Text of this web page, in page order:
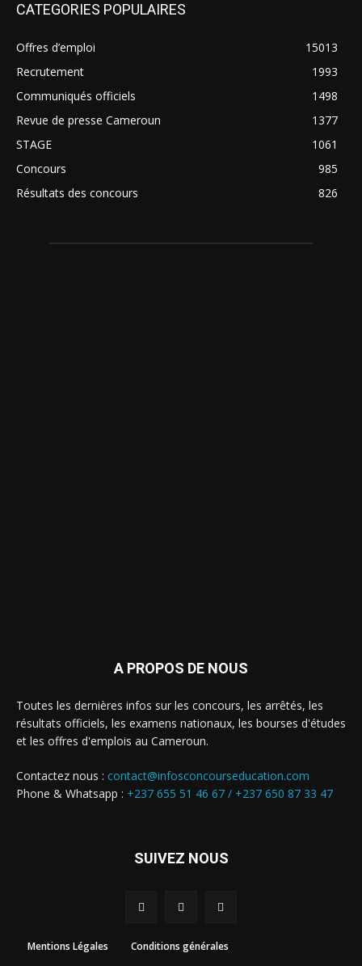
CATEGORIES POPULAIRES
Offres d’emploi
15013
Recrutement
1993
Communiqués officiels
1498
Revue de presse Cameroun
1377
STAGE
1061
Concours
985
Résultats des concours
826
A PROPOS DE NOUS
Toutes les dernières infos sur les concours, les arrêtés, les
résultats officiels, les examens nationaux, les bourses d'études
et les offres d'emplois au Cameroun.
Contactez nous : contact@infosconcourseducation.com
Phone & Whatsapp : +237 655 51 46 67 / +237 650 87 33 47
SUIVEZ NOUS
Mentions Légales Conditions générales